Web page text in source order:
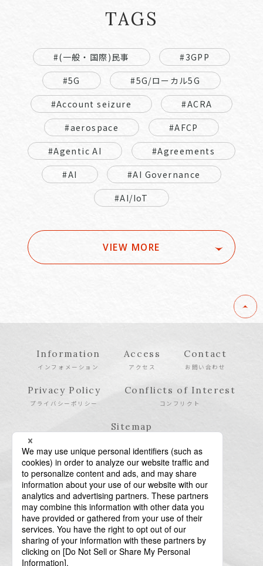
TAGS
#(一般・国際)民事
#3GPP
#5G
#5G/ローカル5G
#Account seizure
#ACRA
#aerospace
#AFCP
#Agentic AI
#Agreements
#AI
#AI Governance
#AI/IoT
VIEW MORE
Information
インフォメーション
Access
アクセス
Contact
お問い合わせ
Privacy Policy
プライバシーポリシー
Conflicts of Interest
コンフリクト
Sitemap